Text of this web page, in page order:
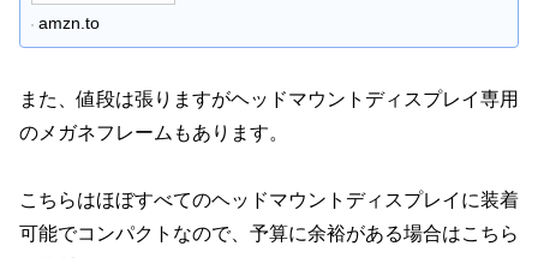
amzn.to
また、値段は張りますがヘッドマウントディスプレイ専用
のメガネフレームもあります。
こちらはほぼすべてのヘッドマウントディスプレイに装着
可能でコンパクトなので、予算に余裕がある場合はこちら